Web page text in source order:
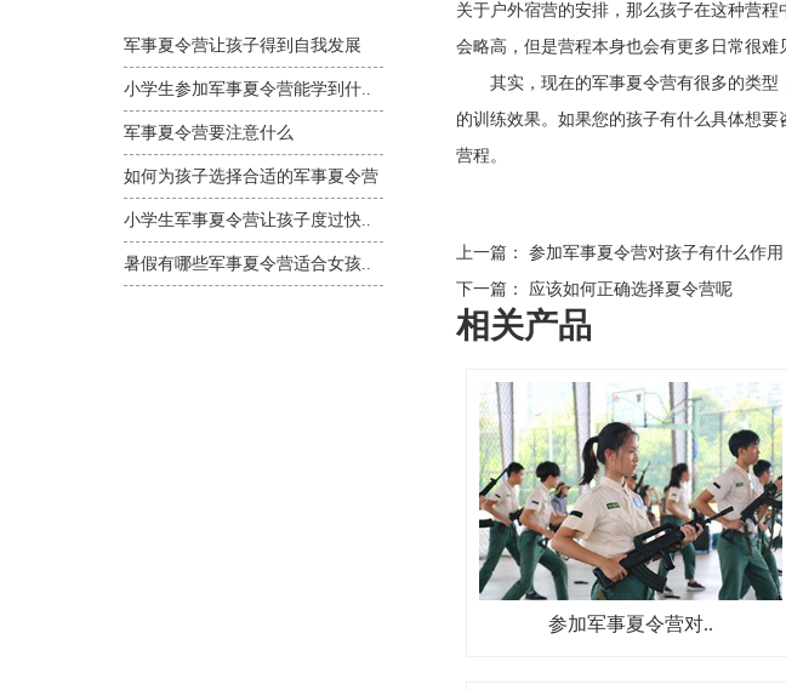
军事夏令营让孩子得到自我发展
小学生参加军事夏令营能学到什..
军事夏令营要注意什么
如何为孩子选择合适的军事夏令营
小学生军事夏令营让孩子度过快..
暑假有哪些军事夏令营适合女孩..
关于户外宿营的安排，那么孩子在这种营
会略高，但是营程本身也会有更多日常很难
其实，现在的军事夏令营有很多的类型
的训练效果。如果您的孩子有什么具体想
营程。
上一篇：
参加军事夏令营对孩子有什么作用
下一篇：
应该如何正确选择夏令营呢
相关产品
参加军事夏令营对..